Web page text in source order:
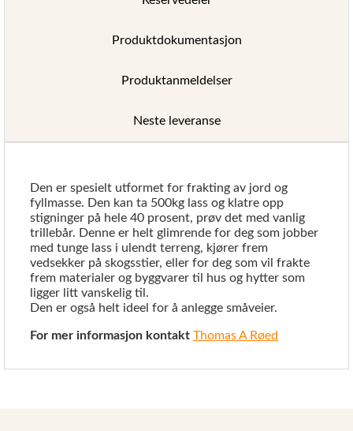
Produktdokumentasjon
Produktanmeldelser
Neste leveranse
Den er spesielt utformet for frakting av jord og
fyllmasse. Den kan ta 500kg lass og klatre opp
stigninger på hele 40 prosent, prøv det med vanlig
trillebår. Denne er helt glimrende for deg som jobber
med tunge lass i ulendt terreng, kjører frem
vedsekker på skogsstier, eller for deg som vil frakte
frem materialer og byggvarer til hus og hytter som
ligger litt vanskelig til.
Den er også helt ideel for å anlegge småveier.
For mer informasjon kontakt Thomas A Røed